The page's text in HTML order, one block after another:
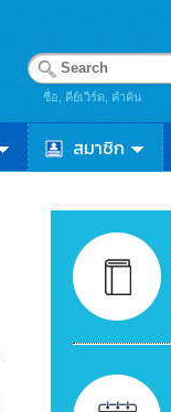
ชื่อ, คีย์เวิร์ด, คำค้น
สมาชิก